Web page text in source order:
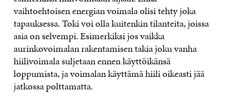
vaihtoehtoisen energian voimala olisi tehty joka
tapauksessa. Toki voi olla kuitenkin tilanteita, joissa
asia on selvempi. Esimerkiksi jos vaikka
aurinkovoimalan rakentamisen takia joku vanha
hiilivoimala suljetaan ennen käyttöikänsä
loppumista, ja voimalan käyttämä hiili oikeasti jää
jatkossa polttamatta.